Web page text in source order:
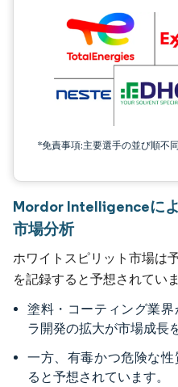
*免責事項:主要選手の並び順不同
Mordor Intelligenceに
市場分析
ホワイトスピリット市場は
を記録すると予想されていま
塗料・コーティング業
ラ開発の拡大が市場成長
一方、有毒かつ危険な
ると予想されています。